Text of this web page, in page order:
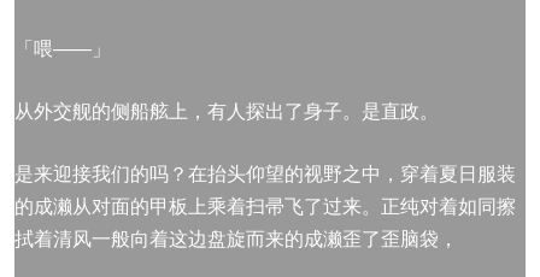
「喂——」
从外交舰的侧船舷上，有人探出了身子。是直政。
是来迎接我们的吗？在抬头仰望的视野之中，穿着夏日服装
的成濑从对面的甲板上乘着扫帚飞了过来。正纯对着如同擦
拭着清风一般向着这边盘旋而来的成濑歪了歪脑袋，